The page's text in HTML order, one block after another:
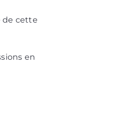
de cette
en